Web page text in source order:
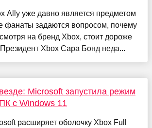
Ally уже давно является предметом
фанаты задаются вопросом, почему
на бренд Xbox, стоит дороже
Xbox Сара Бонд неда...
Microsoft запустила режим
с Windows 11
расширяет оболочку Xbox Full